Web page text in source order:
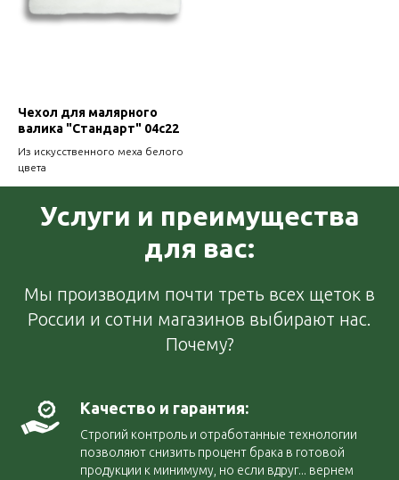
Чехол для малярного
валика "Стандарт" 04с22
Из искусственного меха белого
цвета
Услуги и преимущества
для вас:
Мы производим почти треть всех щеток в
России и сотни магазинов выбирают нас.
Почему?
Качество и гарантия:
Строгий контроль и отработанные технологии
позволяют снизить процент брака в готовой
продукции к минимуму, но если вдруг... вернем